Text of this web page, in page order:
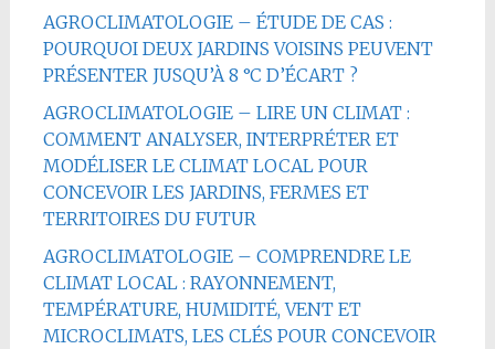
AGROCLIMATOLOGIE – ÉTUDE DE CAS :
POURQUOI DEUX JARDINS VOISINS PEUVENT
PRÉSENTER JUSQU’À 8 °C D’ÉCART ?
AGROCLIMATOLOGIE – LIRE UN CLIMAT :
COMMENT ANALYSER, INTERPRÉTER ET
MODÉLISER LE CLIMAT LOCAL POUR
CONCEVOIR LES JARDINS, FERMES ET
TERRITOIRES DU FUTUR
AGROCLIMATOLOGIE – COMPRENDRE LE
CLIMAT LOCAL : RAYONNEMENT,
TEMPÉRATURE, HUMIDITÉ, VENT ET
MICROCLIMATS, LES CLÉS POUR CONCEVOIR